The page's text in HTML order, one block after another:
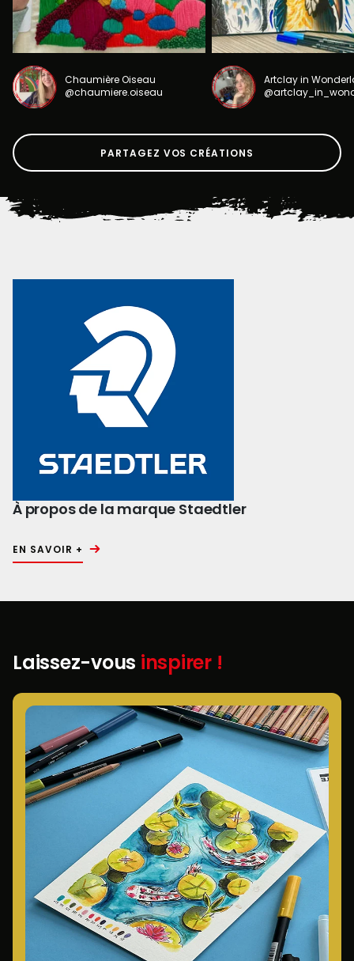
Chaumière Oiseau
@chaumiere.oiseau
Artclay in
PARTAGEZ VOS CRÉATIONS
À propos de la marque Staedtler
EN SAVOIR +
Laissez-vous inspirer !